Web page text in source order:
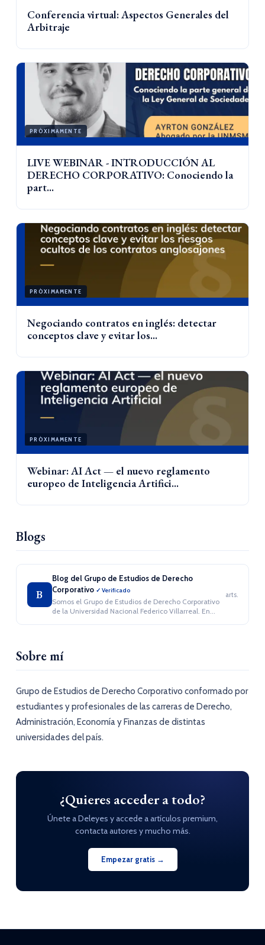
Conferencia virtual: Aspectos Generales del
Arbitraje
PRÓXIMAMENTE
LIVE WEBINAR - INTRODUCCIÓN AL
DERECHO CORPORATIVO: Conociendo la
part...
PRÓXIMAMENTE
Negociando contratos en inglés: detectar
conceptos clave y evitar los...
PRÓXIMAMENTE
Webinar: AI Act — el nuevo reglamento
europeo de Inteligencia Artifici...
Blogs
B
Blog del Grupo de Estudios de Derecho
Corporativo ✓ Verificado
Somos el Grupo de Estudios de Derecho Corporativo
de la Universidad Nacional Federico Villarreal. En...
arts.
Sobre mí
Grupo de Estudios de Derecho Corporativo conformado por
estudiantes y profesionales de las carreras de Derecho,
Administración, Economía y Finanzas de distintas
universidades del país.
¿Quieres acceder a todo?
Únete a Deleyes y accede a artículos premium,
contacta autores y mucho más.
Empezar gratis →